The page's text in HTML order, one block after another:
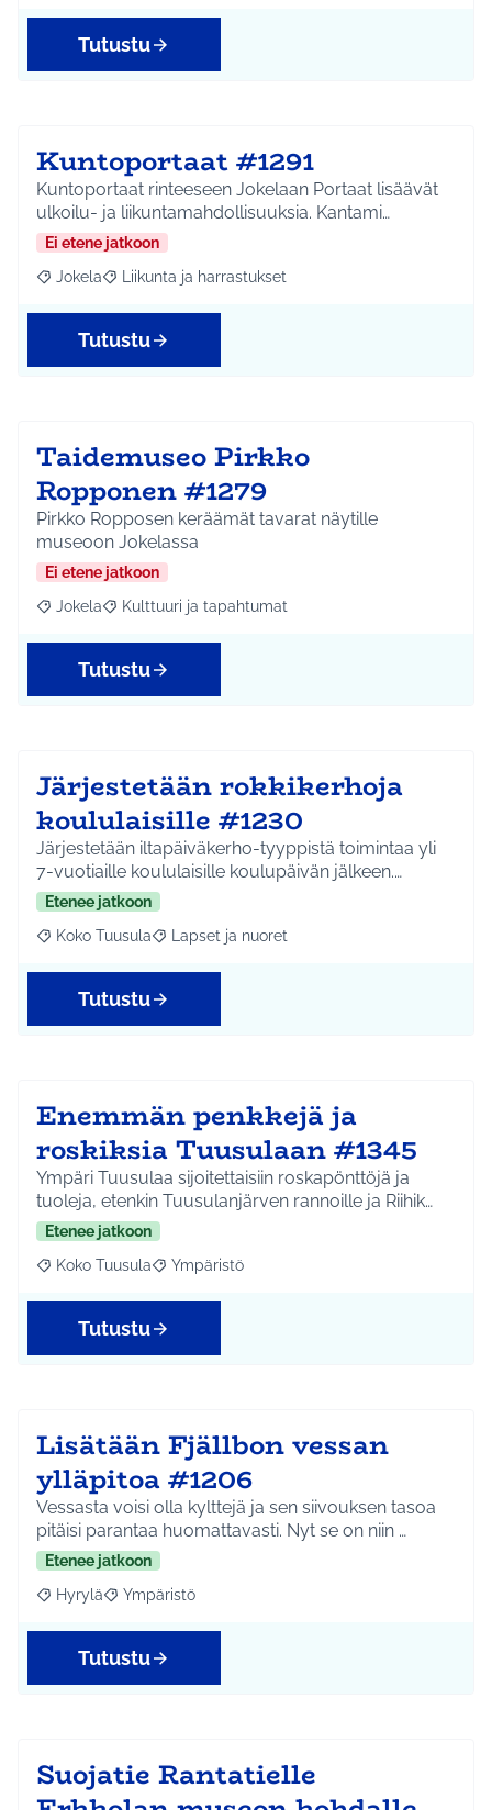
Tutustu
Kuntoportaat #1291
Kuntoportaat rinteeseen Jokelaan Portaat lisäävät
ulkoilu- ja liikuntamahdollisuuksia. Kantami…
Ei etene jatkoon
Rajaa tulokset aihepiirin mukaan: Jokela
Jokela Rajaa tulokset teeman mukaan: Liikunta ja
Liikunta ja harrastukset
Tutustu
Taidemuseo Pirkko
Ropponen #1279
Pirkko Ropposen keräämät tavarat näytille
museoon Jokelassa
Ei etene jatkoon
Rajaa tulokset aihepiirin mukaan: Jokela
Jokela Rajaa tulokset teeman mukaan: Kulttuuri ja
Kulttuuri ja tapahtumat
Tutustu
Järjestetään rokkikerhoja
koululaisille #1230
Järjestetään iltapäiväkerho-tyyppistä toimintaa yli
7-vuotiaille koululaisille koulupäivän jälkeen.…
Etenee jatkoon
Rajaa tulokset aihepiirin mukaan: Koko Tuusula
Koko Tuusula Rajaa tulokset teeman mukaan: Lapset ja
Lapset ja nuoret
Tutustu
Enemmän penkkejä ja
roskiksia Tuusulaan #1345
Ympäri Tuusulaa sijoitettaisiin roskapönttöjä ja
tuoleja, etenkin Tuusulanjärven rannoille ja Riihik…
Etenee jatkoon
Rajaa tulokset aihepiirin mukaan: Koko Tuusula
Koko Tuusula Rajaa tulokset teeman mukaan: Ympäristö
Ympäristö
Tutustu
Lisätään Fjällbon vessan
ylläpitoa #1206
Vessasta voisi olla kylttejä ja sen siivouksen tasoa
pitäisi parantaa huomattavasti. Nyt se on niin …
Etenee jatkoon
Rajaa tulokset aihepiirin mukaan: Hyrylä
Hyrylä Rajaa tulokset teeman mukaan: Ympäristö
Ympäristö
Tutustu
Suojatie Rantatielle